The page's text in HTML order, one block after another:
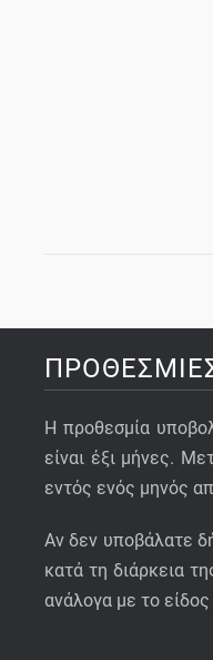
Η προθεσμία
είναι έξι μήνες.
εντός ενός μηνός
Αν δεν υποβάλατε
κατά τη διάρκεια
ανάλογα με το